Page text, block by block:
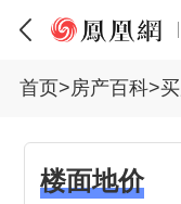
首页>房产百科>
楼面地价